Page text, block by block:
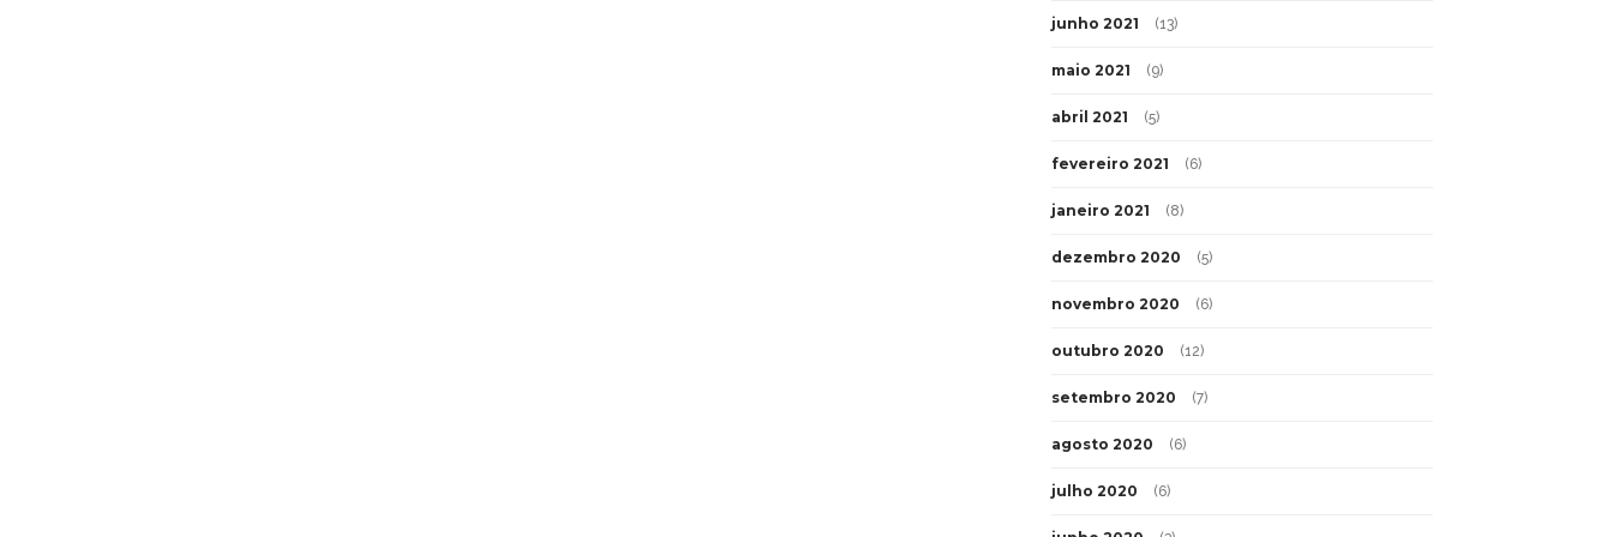
junho 2021 (13)
maio 2021 (9)
abril 2021 (5)
fevereiro 2021 (6)
janeiro 2021 (8)
dezembro 2020 (5)
novembro 2020 (6)
outubro 2020 (12)
setembro 2020 (7)
agosto 2020 (6)
julho 2020 (6)